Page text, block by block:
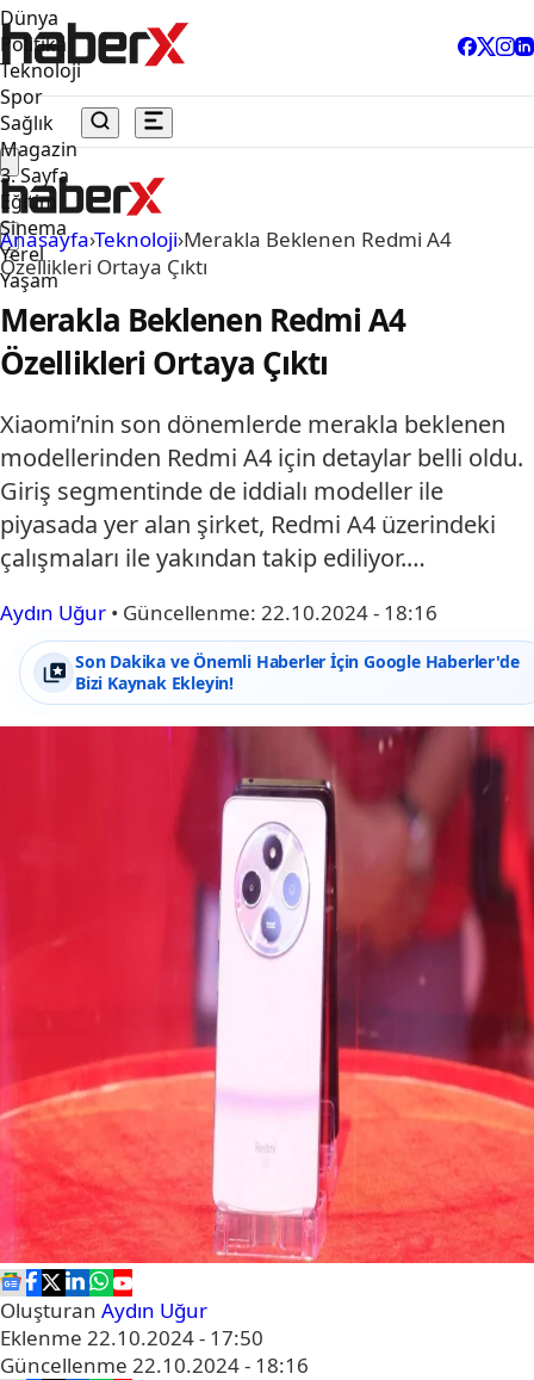
Dünya
Politika
Teknoloji
Spor
Sağlık
Magazin
3. Sayfa
Eğitim
Sinema
Yerel
Yaşam
Anasayfa›Teknoloji›Merakla Beklenen Redmi A4
Özellikleri Ortaya Çıktı
Merakla Beklenen Redmi A4
Özellikleri Ortaya Çıktı
Xiaomi’nin son dönemlerde merakla beklenen
modellerinden Redmi A4 için detaylar belli oldu.
Giriş segmentinde de iddialı modeller ile
piyasada yer alan şirket, Redmi A4 üzerindeki
çalışmaları ile yakından takip ediliyor.…
Aydın Uğur • Güncellenme: 22.10.2024 - 18:16
Son Dakika ve Önemli Haberler İçin Google Haberler'de
Bizi Kaynak Ekleyin!
Oluşturan Aydın Uğur
Eklenme 22.10.2024 - 17:50
Güncellenme 22.10.2024 - 18:16